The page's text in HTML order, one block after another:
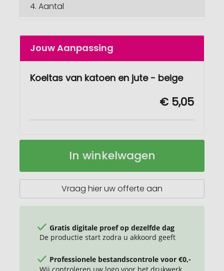
4. Aantal
Jouw Aanpassing
Koeltas van katoen en jute - beige
€ 5,05
Koeltas
en
Op
In winkelwagen
Vraag hier uw offerte aan
Gratis digitale proef op dezelfde dag
De productie start zodra u akkoord geeft
Professionele bestandscontrole voor €0,-